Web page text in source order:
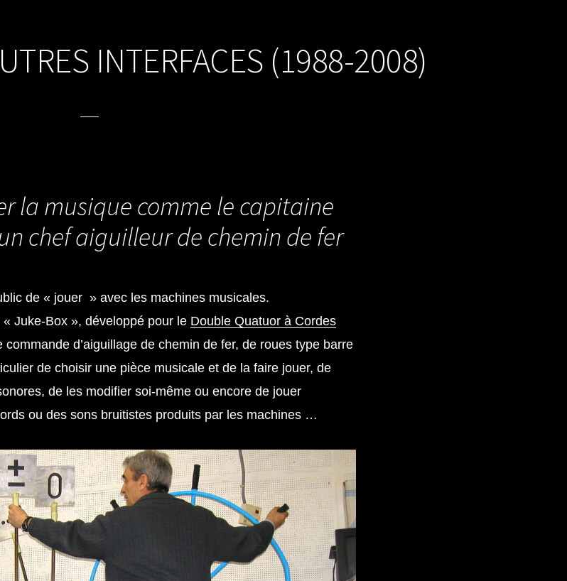
INTERFACES (1988-2008)
la musique comme le capitaine
chef aiguilleur de chemin de fer
de « jouer » avec les machines musicales.
Juke-Box », développé pour le Double Quatuor à Cordes
d’aiguillage de chemin de fer, de roues type barre
de choisir une pièce musicale et de la faire jouer, de
de les modifier soi-même ou encore de jouer
ou des sons bruitistes produits par les machines …